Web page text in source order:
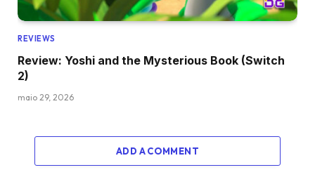
REVIEWS
Review: Yoshi and the Mysterious Book (Switch
2)
maio 29, 2026
ADD A COMMENT